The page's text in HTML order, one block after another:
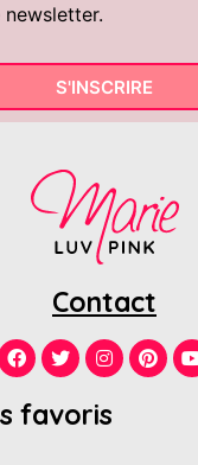
S'INSCRIRE
Contact
favoris